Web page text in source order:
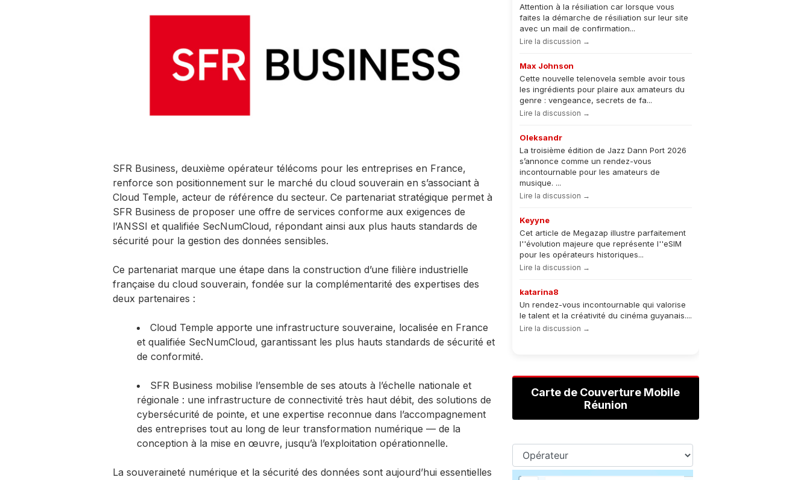
SFR Business, deuxième opérateur télécoms pour les entreprises en France,
renforce son positionnement sur le marché du cloud souverain en s’associant à
Cloud Temple, acteur de référence du secteur. Ce partenariat stratégique permet à
SFR Business de proposer une offre de services conforme aux exigences de
l’ANSSI et qualifiée SecNumCloud, répondant ainsi aux plus hauts standards de
sécurité pour la gestion des données sensibles.
Ce partenariat marque une étape dans la construction d’une filière industrielle
française du cloud souverain, fondée sur la complémentarité des expertises des
deux partenaires :
Cloud Temple apporte une infrastructure souveraine, localisée en France
et qualifiée SecNumCloud, garantissant les plus hauts standards de sécurité et
de conformité.
SFR Business mobilise l’ensemble de ses atouts à l’échelle nationale et
régionale : une infrastructure de connectivité très haut débit, des solutions de
cybersécurité de pointe, et une expertise reconnue dans l’accompagnement
des entreprises tout au long de leur transformation numérique — de la
conception à la mise en œuvre, jusqu’à l’exploitation opérationnelle.
​La souveraineté numérique et la sécurité des données sont aujourd’hui essentielles
Attention à la résiliation car lorsque vous
faites la démarche de résiliation sur leur site
avec un mail de confirmation...
Lire la discussion →
Max Johnson
Cette nouvelle telenovela semble avoir tous
les ingrédients pour plaire aux amateurs du
genre : vengeance, secrets de fa...
Lire la discussion →
Oleksandr
La troisième édition de Jazz Dann Port 2026
s’annonce comme un rendez-vous
incontournable pour les amateurs de
musique. ...
Lire la discussion →
Keyyne
Cet article de Megazap illustre parfaitement
l''évolution majeure que représente l''eSIM
pour les opérateurs historiques...
Lire la discussion →
katarina8
Un rendez-vous incontournable qui valorise
le talent et la créativité du cinéma guyanais....
Lire la discussion →
Carte de Couverture Mobile
Réunion